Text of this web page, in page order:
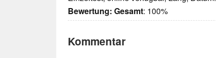
Bewertung: Gesamt: 100%
Kommentar